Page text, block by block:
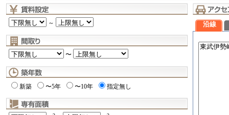
～
〜
新築 〜5年 〜10年 指定無し
沿線